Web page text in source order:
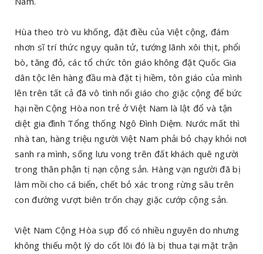
Hùa theo trò vu khống, đặt điều của Việt cộng, đám
nhơn sĩ trí thức ngụy quân tử, tướng lãnh xôi thịt, phổi
bò, tăng đỏ, các tổ chức tôn giáo không đặt Quốc Gia
dân tộc lên hàng đầu mà đặt tị hiềm, tôn giáo của mình
lên trên tất cả đã vô tình nối giáo cho giặc cộng để bức
hại nền Cộng Hòa non trẻ ở Việt Nam là lật đổ và tận
diệt gia đình Tổng thống Ngô Đình Diệm. Nước mất thì
nhà tan, hàng triệu người Việt Nam phải bỏ chạy khỏi nơi
sanh ra mình, sống lưu vong trên đất khách quê người
trong thân phận tị nạn cộng sản. Hàng vạn người đã bị
làm mồi cho cá biển, chết bỏ xác trong rừng sâu trên
con đường vượt biên trốn chạy giặc cướp cộng sản.
Việt Nam Cộng Hòa sụp đổ có nhiều nguyên do nhưng
không thiếu một lý do cốt lõi đó là bị thua tại mặt trận